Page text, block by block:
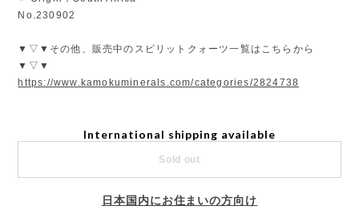
No.230902
▼▽▼その他、販売中のスピリットクォーツ一覧はこちらから
▼▽▼
https://www.kamokuminerals.com/categories/2824738
International shipping available
Sold out
日本国内にお住まいの方向け